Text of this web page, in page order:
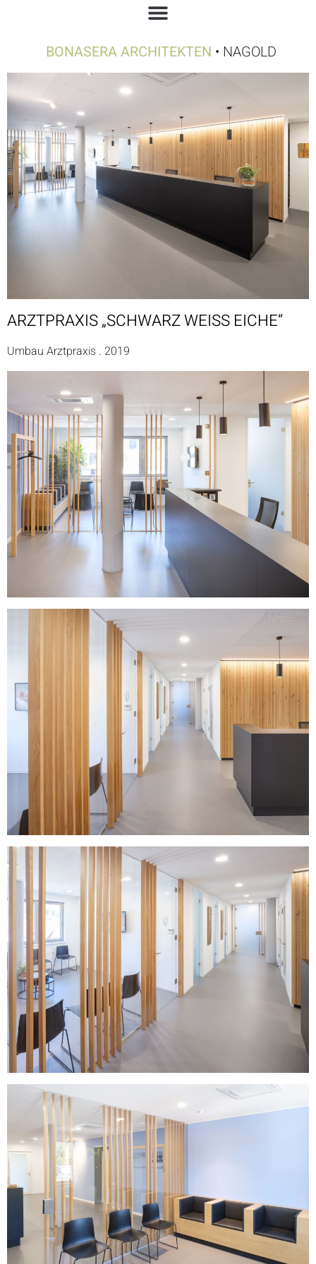
BONASERA ARCHITEKTEN • NAGOLD
ARZTPRAXIS „SCHWARZ WEISS EICHE“
Umbau Arztpraxis . 2019